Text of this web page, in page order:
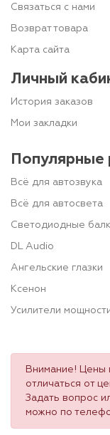
Связаться с нами
Возврат товара
Карта сайта
Личный
История заказов
Мои закладки
Популярные
Всё для автозвука
Всё для автосвета
Светодиодные
DL Audio
Ангельские глазки
Ксенон
Усилители
Внимание! Цены
отличаться от
Задать вопрос
можно по